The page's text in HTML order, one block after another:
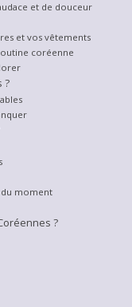
et de douceur
et vos vêtements
coréenne
?
moment
?